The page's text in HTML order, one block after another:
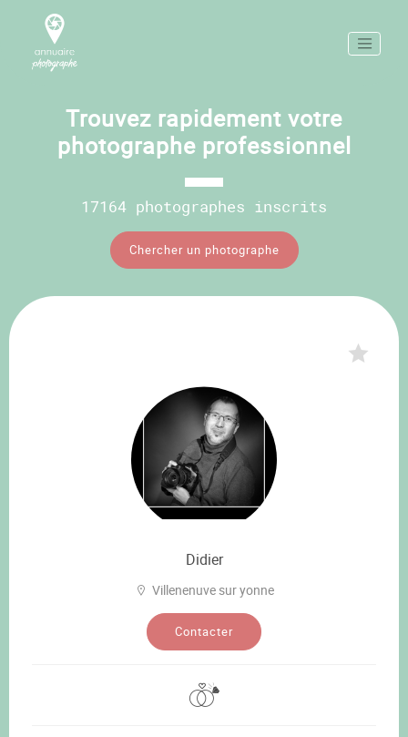
Trouvez rapidement votre
photographe professionnel
17164 photographes inscrits
Chercher un photographe
Didier
Villenenuve sur yonne
Contacter